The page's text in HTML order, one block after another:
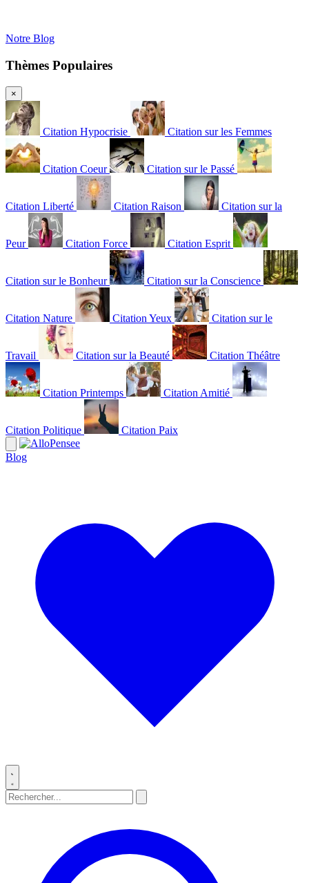
Notre Blog
Thèmes Populaires
×
Citation Hypocrisie Citation sur les Femmes
Citation Coeur Citation sur le Passé
Citation Liberté Citation Raison Citation sur la
Peur Citation Force Citation Esprit
Citation sur le Bonheur Citation sur la Conscience
Citation Nature Citation Yeux Citation sur le
Travail Citation sur la Beauté Citation Théâtre
Citation Printemps Citation Amitié
Citation Politique Citation Paix
Blog